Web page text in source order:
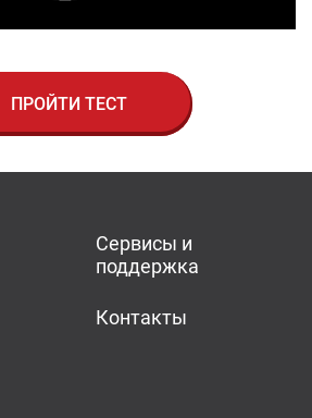
ПРОЙТИ ТЕСТ
Сервисы и
поддержка
Контакты